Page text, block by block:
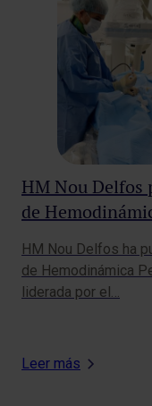
HM Nou Delfos
de
Congénitas en
HM Nou Delfos ha
de Hemodinámica
liderada por el…
Leer más